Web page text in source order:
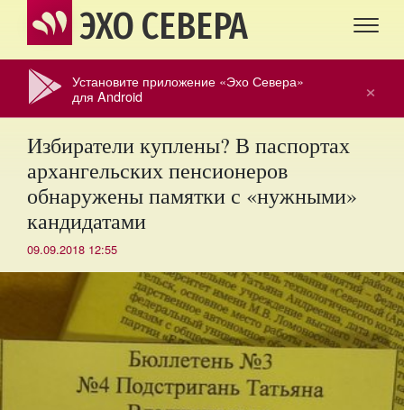
ЭХО СЕВЕРА
×
Установите приложение «Эхо Севера»
для Android
Избиратели куплены? В паспортах
архангельских пенсионеров
обнаружены памятки с «нужными»
кандидатами
09.09.2018 12:55